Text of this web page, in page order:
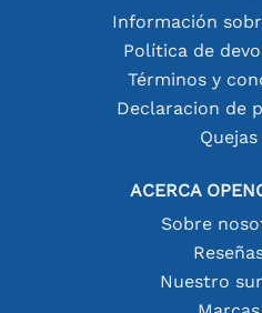
Información
Política de
Términos y
Declaracion de
Quejas
ACERCA
Sobre
Nuestro